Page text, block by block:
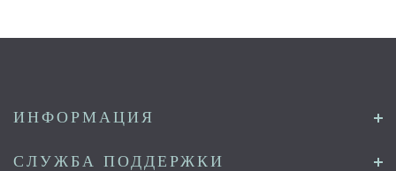
ИНФОРМАЦИЯ
СЛУЖБА ПОДДЕРЖКИ